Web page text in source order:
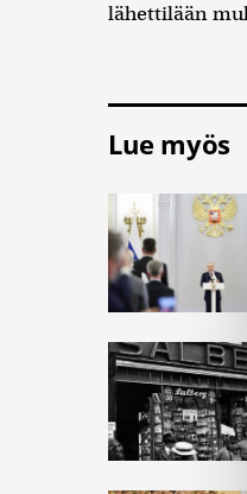
lähettilään
Lue myös